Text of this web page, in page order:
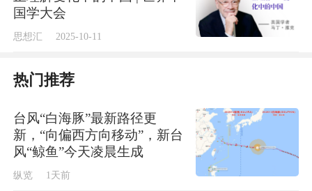
上海外国语大学校长孟钟捷
孟钟捷表示，上海外国语大学紧扣服务国家战
国学大会
思想汇 2025-10-11
热门推荐
台风“白海豚”最新路径更
新，“向偏西方向移动”，新台
风“鲸鱼”今天凌晨生成
纵览 1天前